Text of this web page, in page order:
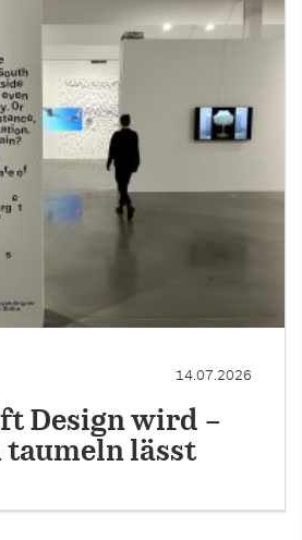
14.07.2026
Design wird –
taumeln lässt